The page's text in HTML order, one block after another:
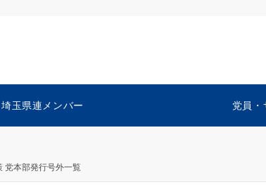
埼玉県連メンバー 党員・
党本部発行号外一覧